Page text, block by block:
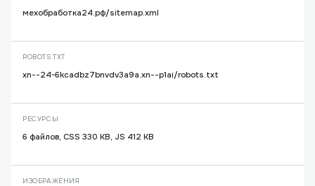
мехобработка24.рф/sitemap.xml
ROBOTS.TXT
xn--24-6kcadbz7bnvdv3a9a.xn--p1ai/robots.txt
РЕСУРСЫ
6 файлов, CSS 330 KB, JS 412 KB
ИЗОБРАЖЕНИЯ